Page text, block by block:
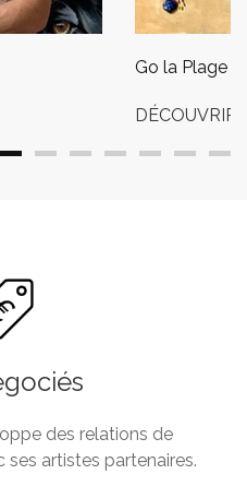
Go la Plage
DÉCOUVRIR
des relations de
artistes partenaires.